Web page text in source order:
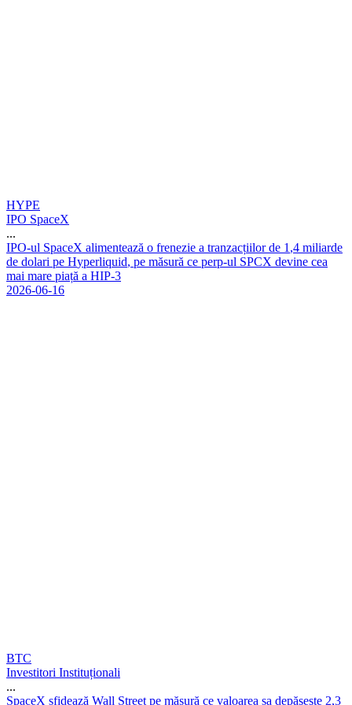
HYPE
IPO SpaceX
...
IPO-ul SpaceX alimentează o frenezie a tranzacțiilor de 1 ,4 miliarde
de dolari pe Hyperliquid, pe măsură ce perp-ul SPCX devine cea
mai mare piață a HIP-3
2026-06-16
BTC
Investitori Instituționali
...
SpaceX sfidează Wall Street pe măsură ce valoarea sa depășește 2,3